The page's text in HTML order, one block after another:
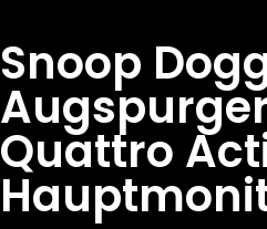
Snoop
Quattro